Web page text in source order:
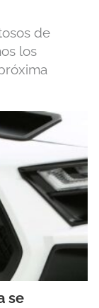
de
los
se